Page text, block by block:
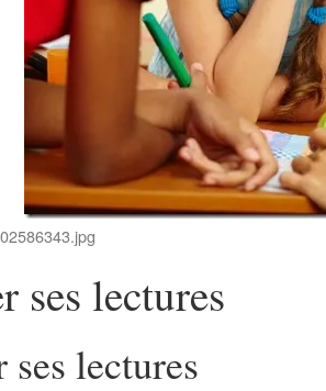
ses lectures
ses lectures